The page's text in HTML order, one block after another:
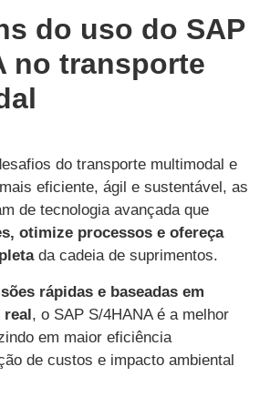
do uso do SAP
no transporte
do transporte multimodal e
eficiente, ágil e sustentável, as
de tecnologia avançada que
otimize processos e ofereça
da cadeia de suprimentos.
rápidas e baseadas em
real, o SAP S/4HANA é a melhor
em maior eficiência
de custos e impacto ambiental